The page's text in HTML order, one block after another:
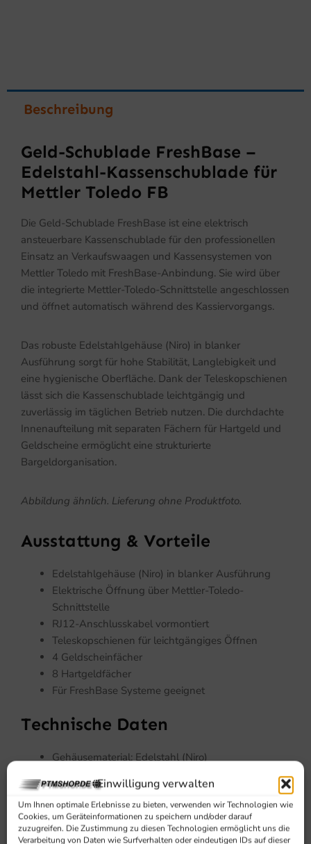
Einwilligung verwalten
Um Ihnen optimale Erlebnisse zu bieten, verwenden wir Technologien wie
Cookies, um Geräteinformationen zu speichern und/oder darauf
zuzugreifen. Die Zustimmung zu diesen Technologien ermöglicht uns die
Verarbeitung von Daten wie Surfverhalten oder eindeutigen IDs auf dieser
Beschreibung
Geld-Schublade FreshBase –
Edelstahl-Kassenschublade für
Mettler Toledo FB
Die Geld-Schublade FreshBase ist eine elektrisch
ansteuerbare Kassenschublade für den professionellen
Einsatz an Verkaufswaagen und Kassensystemen von
Mettler Toledo mit FreshBase-Anbindung. Sie wird über
die integrierte Mettler-Toledo-Schnittstelle angeschlossen
und öffnet automatisch während des Kassiervorgangs.
Das robuste Edelstahlgehäuse (Niro) in blanker
Ausführung sorgt für hohe Stabilität, Langlebigkeit und
eine hygienische Oberfläche. Dank der Teleskopschienen
lässt sich die Kassenschublade leichtgängig und
zuverlässig im täglichen Betrieb nutzen. Die durchdachte
Innenaufteilung mit separaten Fächern für Hartgeld und
Geldscheine ermöglicht eine strukturierte
Bargeldorganisation.
Abbildung ähnlich. Lieferung ohne Produktfoto.
Ausstattung & Vorteile
Edelstahlgehäuse (Niro) in blanker Ausführung
Elektrische Öffnung über Mettler-Toledo-
Schnittstelle
RJ12-Anschlusskabel vormontiert
Teleskopschienen für leichtgängiges Öffnen
4 Geldscheinfächer
8 Hartgeldfächer
Für FreshBase Systeme geeignet
Technische Daten
Gehäusematerial: Edelstahl (Niro)
Anschluss: RJ12-Stecker (montiert)
Fächeraufteilung: 4 Geldschein- / 8 Münzfächer
Führung: Teleskopschienen
Kompatibilität: Mettler Toledo FreshBase (Typ FB)